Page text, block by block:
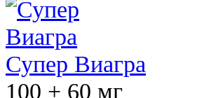
Супер Виагра
100 + 60 мг